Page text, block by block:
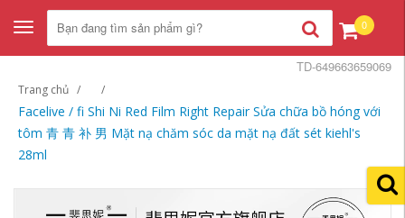
Toggle
navigation
0
Trang chủ
Facelive / fi Shi Ni Red Film Right Repair Sửa chữa bồ hóng với
tôm 青 青 补 男 Mặt nạ chăm sóc da mặt nạ đất sét kiehl's
28ml
TD-649663659069